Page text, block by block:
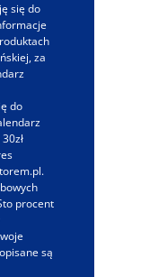
się do
za
do
procent
są